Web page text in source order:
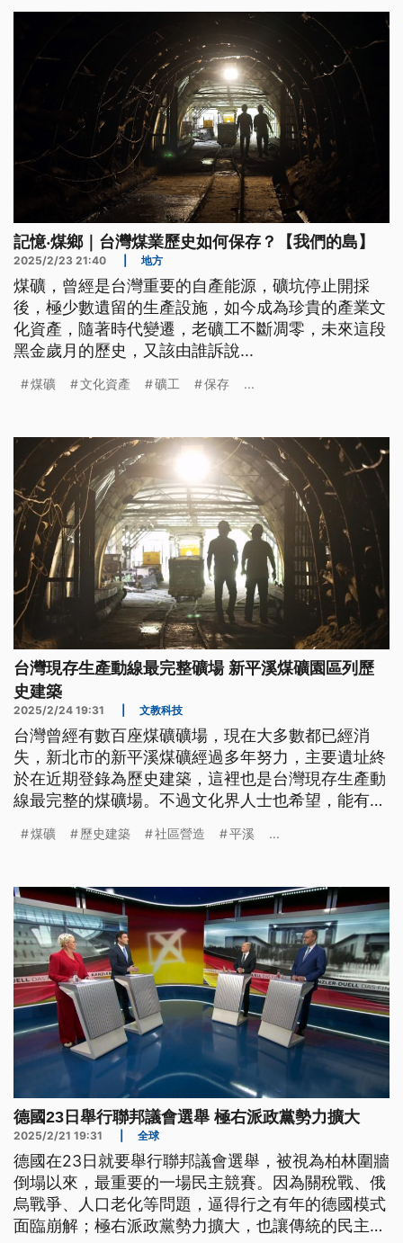
記憶‧煤鄉｜台灣煤業歷史如何保存？【我們的島】
2025/2/23 21:40 地方
煤礦，曾經是台灣重要的自產能源，礦坑停止開採
後，極少數遺留的生產設施，如今成為珍貴的產業文
化資產，隨著時代變遷，老礦工不斷凋零，未來這段
黑金歲月的歷史，又該由誰訴說...
煤礦 文化資產 礦工 保存 ...
台灣現存生產動線最完整礦場 新平溪煤礦園區列歷
史建築
2025/2/24 19:31 文教科技
台灣曾經有數百座煤礦礦場，現在大多數都已經消
失，新北市的新平溪煤礦經過多年努力，主要遺址終
於在近期登錄為歷史建築，這裡也是台灣現存生產動
線最完整的煤礦場。不過文化界人士也希望，能有更
煤礦 歷史建築 社區營造 平溪 ...
德國23日舉行聯邦議會選舉 極右派政黨勢力擴大
2025/2/21 19:31 全球
德國在23日就要舉行聯邦議會選舉，被視為柏林圍牆
倒塌以來，最重要的一場民主競賽。因為關稅戰、俄
烏戰爭、人口老化等問題，逼得行之有年的德國模式
面臨崩解；極右派政黨勢力擴大，也讓傳統的民主體